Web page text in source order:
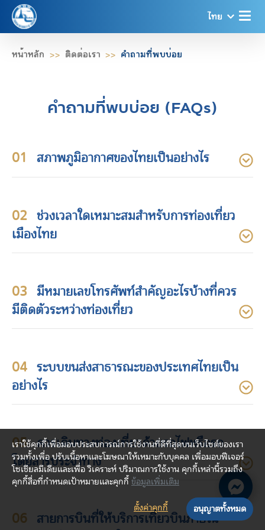
ไทย
หน้าหลัก ติดต่อเรา คำถามที่พบบ่อย
คำถามที่พบบ่อย (FAQs)
01 สภาพภูมิอากาศของไทยเป็นอย่างไร
02 ช่วงเวลาใดเหมาะสมสำหรับการท่องเที่ยว
เมืองไทย
03 มีหมายเลขโทรศัพท์สำคัญอะไรบ้างที่ควร
มีติดตัวระหว่างท่องเที่ยว
04 ระบบขนส่งสาธารณะของประเทศไทยเป็น
อย่างไร
05 ควรเดินทางท่องเที่ยวด้วยรถไฟหรือรถ
โดยสารประจำทาง
06 สายการบินที่ให้บริการเที่ยวบินภายใน
เราใช้คุกกี้เพื่อมอบประสบการณ์การใช้งานที่ดีที่สุดบนเว็บไซต์ของเรา
รวมทั้งเพื่อ ปรับเนื้อหาและโฆษณาให้เหมาะกับบุคคล เพื่อมอบฟีเจอร์
โซเชียลมีเดียและเพื่อ วิเคราะห์ ปริมาณการใช้งาน คุกกี้เหล่านี้รวมถึง
คุกกี้สื่อที่กำหนดเป้าหมายและคุกกี้ ข้อมูลเพิ่มเติม
ตั้งค่าคุกกี้
อนุญาตทั้งหมด